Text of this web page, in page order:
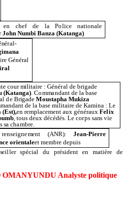
en chef de laPolicenationale
John Numbi Banza (Katanga)
néral-
imana
re Général
al
te courmilitaire : Général de brigade
(Katanga) .Commandant de labase
alde BrigadeMoustapha Mukiza
andantde la basemilitairede Kamina :Le
(Est),en remplacement auxgénérauxFelix
umb, tous deuxdécédés.Le corps sansvie
s sa chambre.
renseignement (ANR): Jean-Pierre
orientaleetmembre depuis
eillerspécial du présidenten matière de
OMANYUNDU Analystepolitique